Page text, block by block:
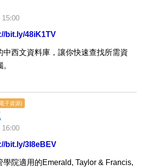
15:00
bit.ly/48iK1TV
中西文資料庫，讓你快速查找所需資
子資源)
16:00
bit.ly/3I8eBEV
院適用的Emerald, Taylor & Francis,